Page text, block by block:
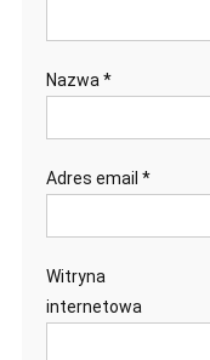
Nazwa *
Adres email *
Witryna
internetowa